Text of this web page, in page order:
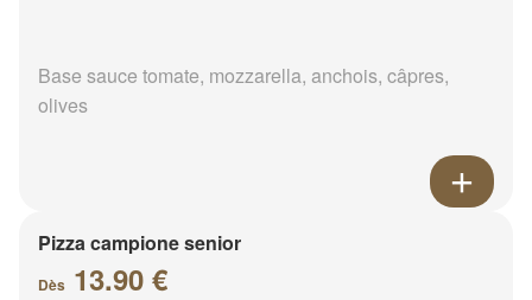
Base sauce tomate, mozzarella, anchois, câpres,
olives
Pizza campione senior
Dès 13.90 €